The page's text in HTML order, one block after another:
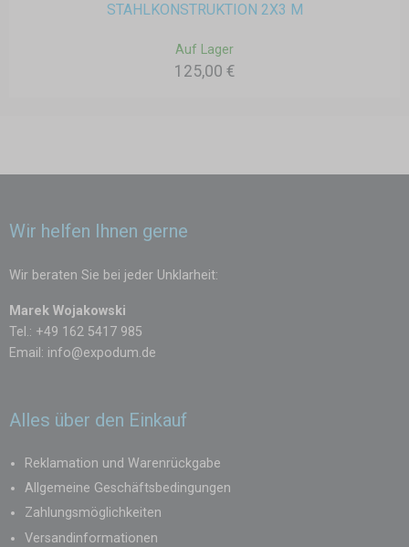
STAHLKONSTRUKTION 2X3 M
Auf Lager
125,00 €
Wir helfen Ihnen gerne
Wir beraten Sie bei jeder Unklarheit:
Marek Wojakowski
Tel.: +49 162 5417 985
Email: info@expodum.de
Alles über den Einkauf
Reklamation und Warenrückgabe
Allgemeine Geschäftsbedingungen
Zahlungsmöglichkeiten
Versandinformationen